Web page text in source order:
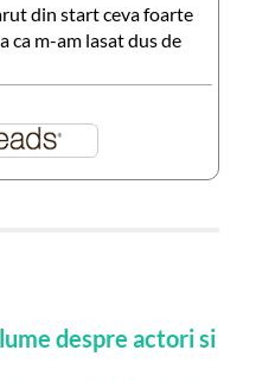
din start ceva foarte
ca m-am lasat dus de
despre actori si